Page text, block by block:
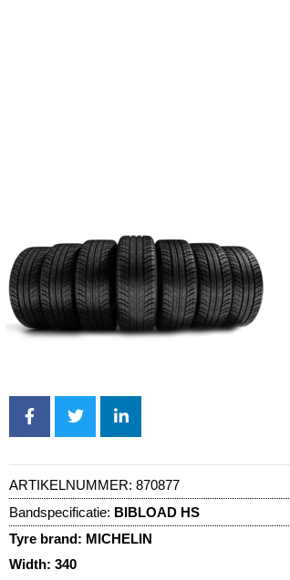
ARTIKELNUMMER: 870877
Bandspecificatie: BIBLOAD HS
Tyre brand: MICHELIN
Width: 340